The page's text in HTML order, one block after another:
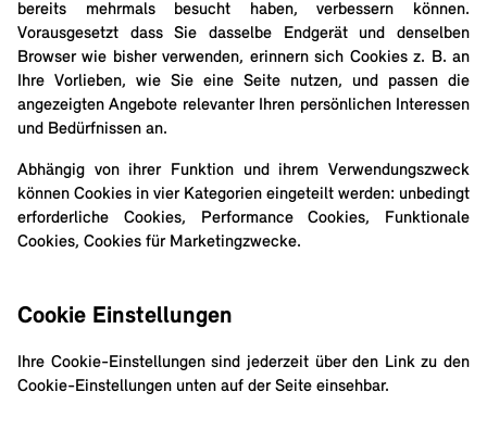
bereits mehrmals besucht haben, verbessern können.
Vorausgesetzt dass Sie dasselbe Endgerät und denselben
Browser wie bisher verwenden, erinnern sich Cookies z. B. an
Ihre Vorlieben, wie Sie eine Seite nutzen, und passen die
angezeigten Angebote relevanter Ihren persönlichen Interessen
und Bedürfnissen an.
Abhängig von ihrer Funktion und ihrem Verwendungszweck
können Cookies in vier Kategorien eingeteilt werden: unbedingt
erforderliche Cookies, Performance Cookies, Funktionale
Cookies, Cookies für Marketingzwecke.
Cookie Einstellungen
Ihre Cookie-Einstellungen sind jederzeit über den Link zu den
Cookie-Einstellungen unten auf der Seite einsehbar.